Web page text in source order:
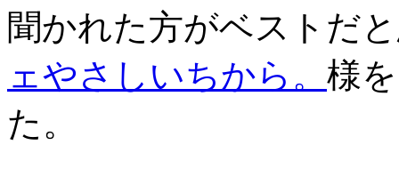
聞かれた方がベストだ
ェやさしいちから。 様
た。